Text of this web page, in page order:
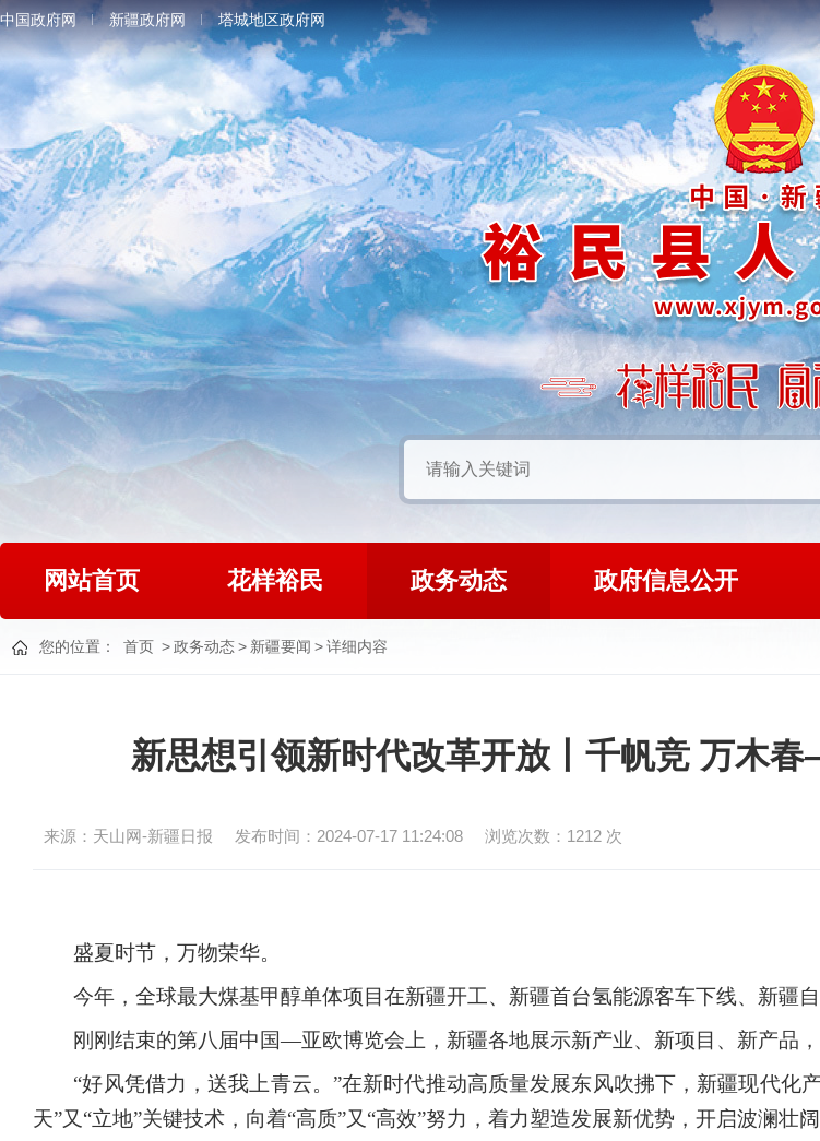
中国政府网 新疆政府网 塔城地区政府网
网站首页 花样裕民 政务动态 政府信息公开
您的位置： 首页 >政务动态> 新疆要闻 >详细内容
新思想引领新时代改革开放丨千帆竞 万木
来源：天山网-新疆日报 发布时间：2024-07-17 11:24:08 浏览次数： 1212 次
盛夏时节，万物荣华。
今年，全球最大煤基甲醇单体项目在新疆开工、新疆首台氢能源客车下线、新疆
刚刚结束的第八届中国—亚欧博览会上，新疆各地展示新产业、新项目、新产品
“好风凭借力，送我上青云。”在新时代推动高质量发展东风吹拂下，新疆现代
天”又“立地”关键技术，向着“高质”又“高效”努力，着力塑造发展新优势，开启波澜壮阔